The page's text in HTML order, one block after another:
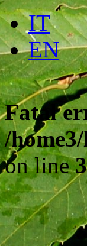
IT
EN
Fatal
/
on line